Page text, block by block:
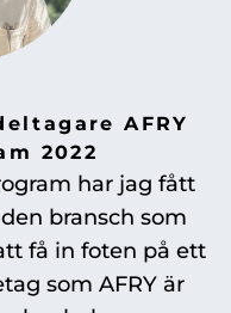
har jag fått
bransch som
få in foten på ett
som AFRY är
AFRY
2022